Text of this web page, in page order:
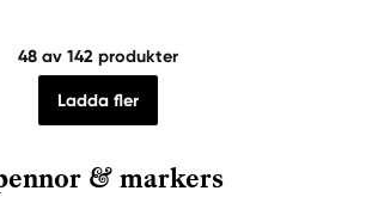
48 av 142 produkter
Ladda fler
& markers